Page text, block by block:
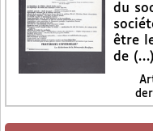
du
être
de (…)